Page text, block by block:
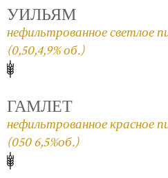
УИЛЬЯМ
нефильтрованное светлое
(0,50,4,9% об.)
ГАМЛЕТ
нефильтрованное красное
(050 6,5%об.)